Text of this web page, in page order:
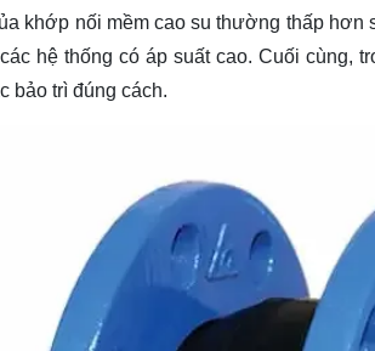
khớp nối mềm cao su thường thấp
hệ thống có áp suất cao. Cuối cùng,
bảo trì đúng cách.